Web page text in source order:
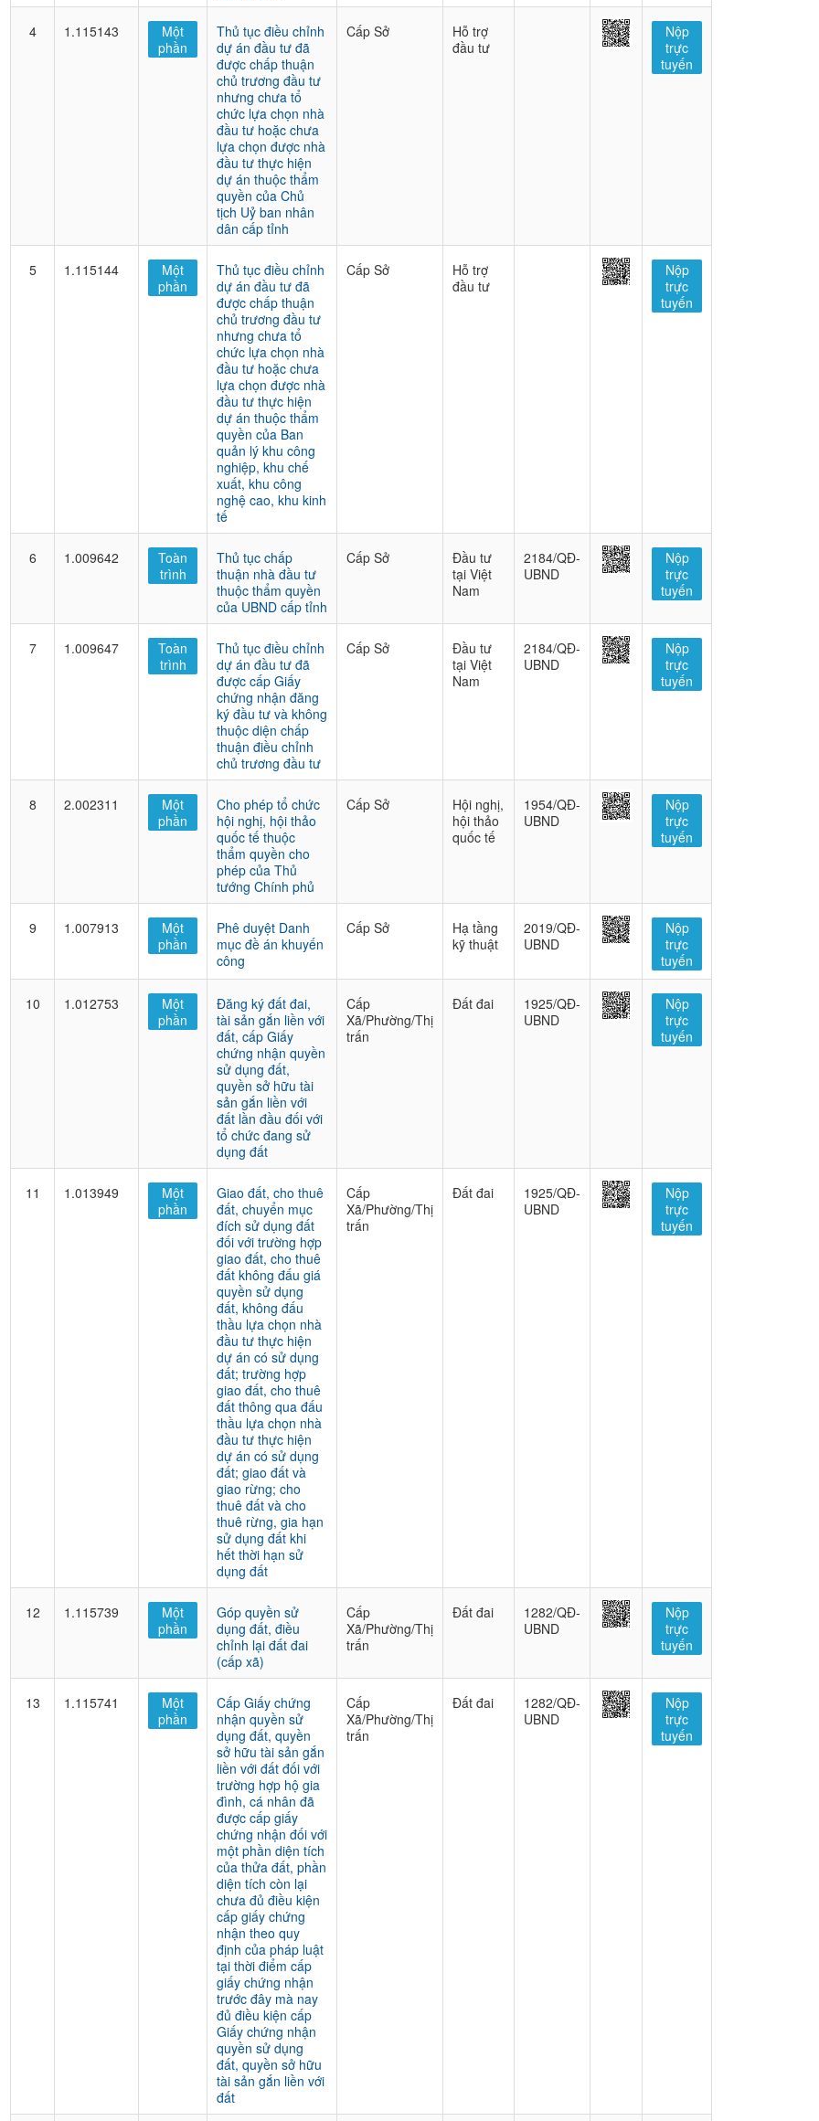
4 1.115143
Một
phần
Thủ tục điều chỉnh
dự án đầu tư đã
được chấp thuận
chủ trương đầu tư
nhưng chưa tổ
chức lựa chọn nhà
đầu tư hoặc chưa
lựa chọn được nhà
đầu tư thực hiện
dự án thuộc thẩm
quyền của Chủ
tịch Uỷ ban nhân
dân cấp tỉnh
Cấp Sở
Hỗ trợ
đầu tư
Nộp
trực
tuyến
5 1.115144
Một
phần
Thủ tục điều chỉnh
dự án đầu tư đã
được chấp thuận
chủ trương đầu tư
nhưng chưa tổ
chức lựa chọn nhà
đầu tư hoặc chưa
lựa chọn được nhà
đầu tư thực hiện
dự án thuộc thẩm
quyền của Ban
quản lý khu công
nghiệp, khu chế
xuất, khu công
nghệ cao, khu kinh
tế
Cấp Sở
Hỗ trợ
đầu tư
Nộp
trực
tuyến
6 1.009642
Toàn
trình
Thủ tục chấp
thuận nhà đầu tư
thuộc thẩm quyền
của UBND cấp tỉnh
Cấp Sở
Đầu tư
tại Việt
Nam
2184/QĐ-
UBND
Nộp
trực
tuyến
7 1.009647
Toàn
trình
Thủ tục điều chỉnh
dự án đầu tư đã
được cấp Giấy
chứng nhận đăng
ký đầu tư và không
thuộc diện chấp
thuận điều chỉnh
chủ trương đầu tư
Cấp Sở
Đầu tư
tại Việt
Nam
2184/QĐ-
UBND
Nộp
trực
tuyến
8 2.002311
Một
phần
Cho phép tổ chức
hội nghị, hội thảo
quốc tế thuộc
thẩm quyền cho
phép của Thủ
tướng Chính phủ
Cấp Sở
Hội nghị,
hội thảo
quốc tế
1954/QĐ-
UBND
Nộp
trực
tuyến
9 1.007913
Một
phần
Phê duyệt Danh
mục đề án khuyến
công
Cấp Sở
Hạ tầng
kỹ thuật
2019/QĐ-
UBND
Nộp
trực
tuyến
10 1.012753
Một
phần
Đăng ký đất đai,
tài sản gắn liền với
đất, cấp Giấy
chứng nhận quyền
sử dụng đất,
quyền sở hữu tài
sản gắn liền với
đất lần đầu đối với
tổ chức đang sử
dụng đất
Cấp
Xã/Phường/Thị
trấn
Đất đai
1925/QĐ-
UBND
Nộp
trực
tuyến
11 1.013949
Một
phần
Giao đất, cho thuê
đất, chuyển mục
đích sử dụng đất
đối với trường hợp
giao đất, cho thuê
đất không đấu giá
quyền sử dụng
đất, không đấu
thầu lựa chọn nhà
đầu tư thực hiện
dự án có sử dụng
đất; trường hợp
giao đất, cho thuê
đất thông qua đấu
thầu lựa chọn nhà
đầu tư thực hiện
dự án có sử dụng
đất; giao đất và
giao rừng; cho
thuê đất và cho
thuê rừng, gia hạn
sử dụng đất khi
hết thời hạn sử
dụng đất
Cấp
Xã/Phường/Thị
trấn
Đất đai
1925/QĐ-
UBND
Nộp
trực
tuyến
12 1.115739
Một
phần
Góp quyền sử
dụng đất, điều
chỉnh lại đất đai
(cấp xã)
Cấp
Xã/Phường/Thị
trấn
Đất đai
1282/QĐ-
UBND
Nộp
trực
tuyến
13 1.115741
Một
phần
Cấp Giấy chứng
nhận quyền sử
dụng đất, quyền
sở hữu tài sản gắn
liền với đất đối với
trường hợp hộ gia
đình, cá nhân đã
được cấp giấy
chứng nhận đối với
một phần diện tích
của thửa đất, phần
diện tích còn lại
chưa đủ điều kiện
cấp giấy chứng
nhận theo quy
định của pháp luật
tại thời điểm cấp
giấy chứng nhận
trước đây mà nay
đủ điều kiện cấp
Giấy chứng nhận
quyền sử dụng
đất, quyền sở hữu
tài sản gắn liền với
đất
Cấp
Xã/Phường/Thị
trấn
Đất đai
1282/QĐ-
UBND
Nộp
trực
tuyến